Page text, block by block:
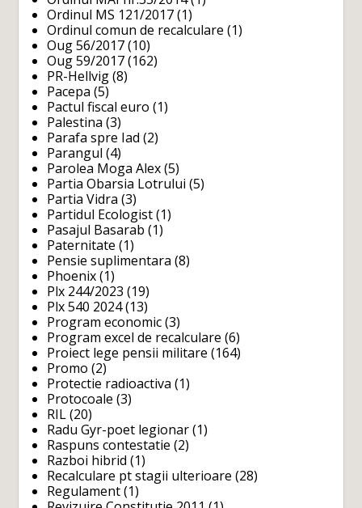
Ordinul MS 121/2017 (1)
Ordinul comun de recalculare (1)
Oug 56/2017 (10)
Oug 59/2017 (162)
PR-Hellvig (8)
Pacepa (5)
Pactul fiscal euro (1)
Palestina (3)
Parafa spre Iad (2)
Parangul (4)
Parolea Moga Alex (5)
Partia Obarsia Lotrului (5)
Partia Vidra (3)
Partidul Ecologist (1)
Pasajul Basarab (1)
Paternitate (1)
Pensie suplimentara (8)
Phoenix (1)
Plx 244/2023 (19)
Plx 540 2024(13)
Program economic (3)
Program excel de recalculare (6)
Proiect lege pensii militare (164)
Promo (2)
Protectie radioactiva (1)
Protocoale (3)
RIL (20)
Radu Gyr-poet legionar (1)
Raspuns contestatie (2)
Razboi hibrid (1)
Recalculare pt stagii ulterioare (28)
Regulament (1)